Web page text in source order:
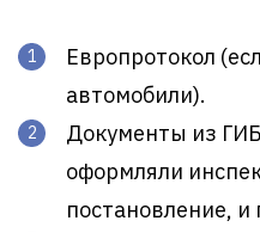
Европротокол
автомобили).
Документы из
оформляли
постановление, и